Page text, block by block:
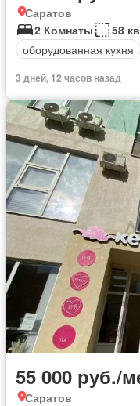
Саратов
2 Комнаты
58
оборудованная кухня
3 дней, 12 часов назад
55 000 руб./
Саратов